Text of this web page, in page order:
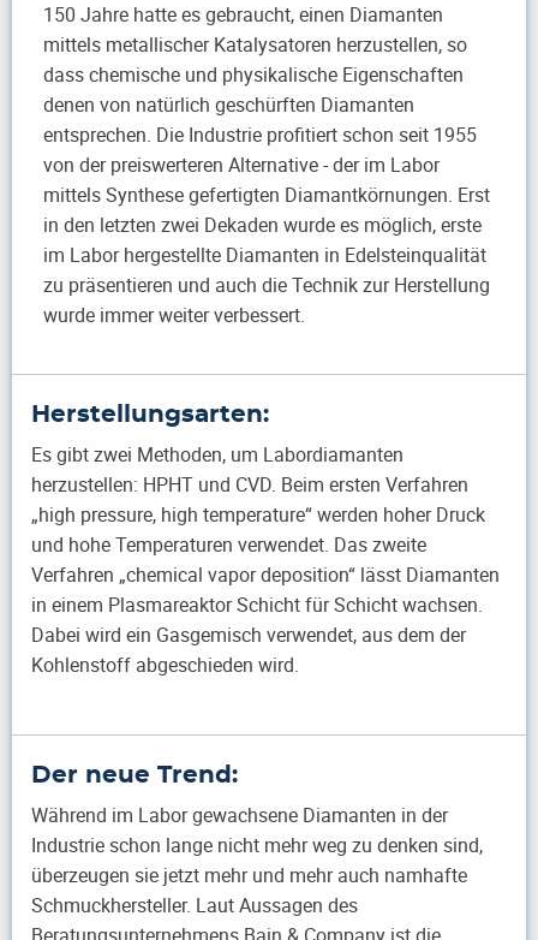
150 Jahre hatte es gebraucht, einen Diamanten
mittels metallischer Katalysatoren herzustellen, so
dass chemische und physikalische Eigenschaften
denen von natürlich geschürften Diamanten
entsprechen. Die Industrie profitiert schon seit 1955
von der preiswerteren Alternative - der im Labor
mittels Synthese gefertigten Diamantkörnungen. Erst
in den letzten zwei Dekaden wurde es möglich, erste
im Labor hergestellte Diamanten in Edelsteinqualität
zu präsentieren und auch die Technik zur Herstellung
wurde immer weiter verbessert.
Herstellungsarten:
Es gibt zwei Methoden, um Labordiamanten
herzustellen: HPHT und CVD. Beim ersten Verfahren
„high pressure, high temperature“ werden hoher Druck
und hohe Temperaturen verwendet. Das zweite
Verfahren „chemical vapor deposition“ lässt Diamanten
in einem Plasmareaktor Schicht für Schicht wachsen.
Dabei wird ein Gasgemisch verwendet, aus dem der
Kohlenstoff abgeschieden wird.
Der neue Trend:
Während im Labor gewachsene Diamanten in der
Industrie schon lange nicht mehr weg zu denken sind,
überzeugen sie jetzt mehr und mehr auch namhafte
Schmuckhersteller. Laut Aussagen des